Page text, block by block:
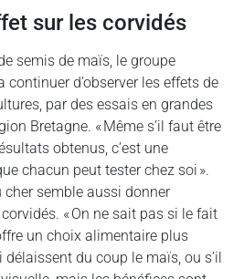
sur les corvidés
semis de maïs, le groupe
continuer d’observer les effets de
par des essais en grandes
Bretagne. « Même s’il faut être
obtenus, c’est une
chacun peut tester chez soi ».
cher semble aussi donner
« On ne sait pas si le fait
un choix alimentaire plus
du coup le maïs, ou s’il